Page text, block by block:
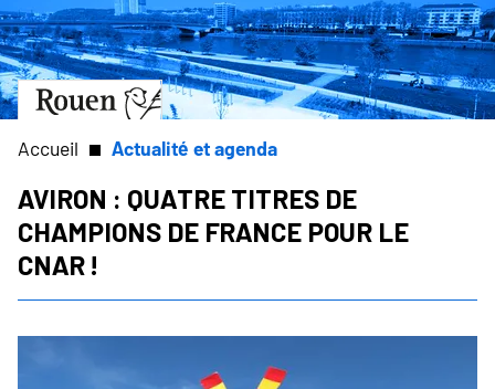
Aller
au
contenu
principal
Aller
à
la
page
Slide
1
of
1
Fil
d'Ariane
Accueil Actualité et agenda
Aviron : quatre titres de
champions de France pour le
Cnar !